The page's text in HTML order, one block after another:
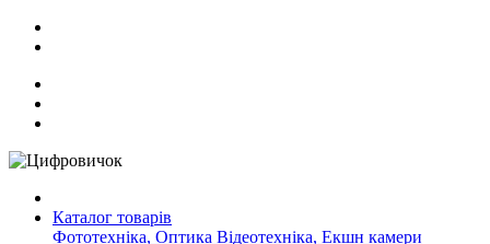
Каталог товарів
Фототехніка, Оптика Відеотехніка, Екшн камери